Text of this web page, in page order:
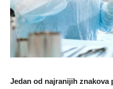
Jedan od najranijih